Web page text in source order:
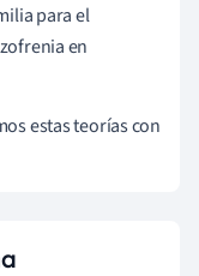
para el
en
estas teorías con